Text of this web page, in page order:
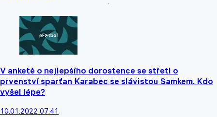
V anketě o nejlepšího dorostence se střetl o
prvenství sparťan Karabec se slávistou Samkem. Kdo
vyšel lépe?
10.01.2022 07:41